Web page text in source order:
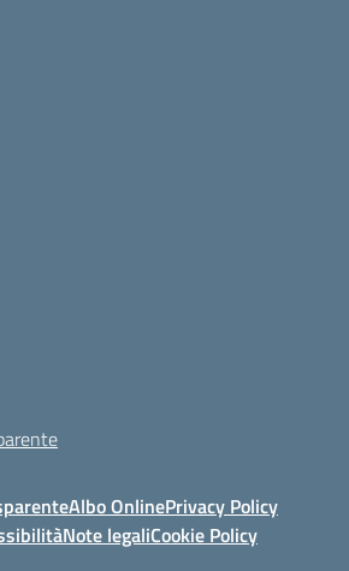
Albo OnlinePrivacy Policy
Note legaliCookie Policy